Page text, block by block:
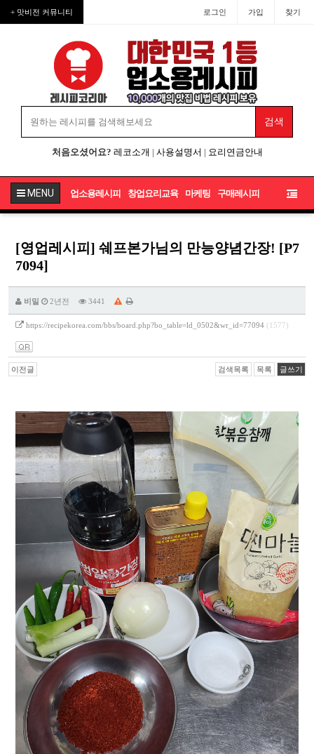
+ 맛비전 커뮤니티 로그인 가입 찾기
처음오셨어요? 레코소개 | 사용설명서 | 요리연금안내
MENU 업소용레시피 창업요리교육 마케팅 구매레시피
[영업레시피] 쉐프본가님의 만능양념간장! [P7
7094]
비밀 2년전 3441
https://recipekorea.com/bbs/board.php?bo_table=ld_0502&wr_id=77094 (1577)
이전글 검색목록 목록 글쓰기